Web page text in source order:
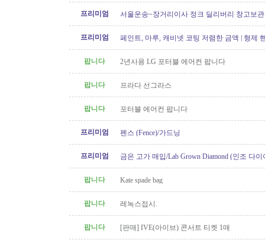
프리미엄
서울운송~장거리이사 정크 딜리버리 창고보관
프리미엄
페인트, 마루, 캐비넷 코팅 저렴한 금액 | 형제
팝니다 2년사용 LG 포터블 에어컨 팝니다
팝니다 프라다 선그라스
팝니다 포터블 에어컨 팝니다
프리미엄 펜스 (Fence)/가드닝
프리미엄
금은 고가 매입/Lab Grown Diamond (인조 다
팝니다
Kate spade bag
팝니다 레녹스접시.
팝니다 [판매] IVE(아이브) 콘서트 티켓 1매